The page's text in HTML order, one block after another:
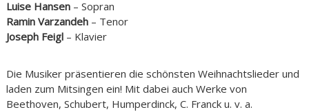
Luise Hansen– Sopran
Ramin Varzandeh– Tenor
Joseph Feigl– Klavier
Die Musiker präsentieren die schönsten Weihnachtslieder und
laden zum Mitsingen ein! Mit dabei auch Werke von
Beethoven, Schubert, Humperdinck, C. Franck u. v. a.